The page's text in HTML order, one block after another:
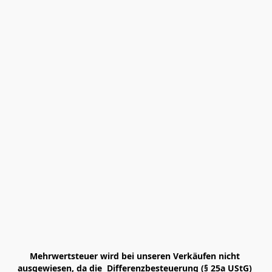
Mehrwertsteuer wird bei unseren Verkäufen nicht
ausgewiesen, da die  Differenzbesteuerung (§ 25a UStG)